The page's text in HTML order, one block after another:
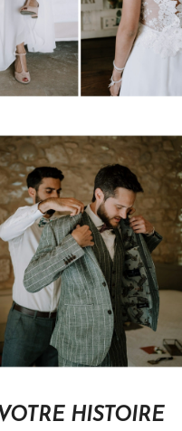
VOTRE HISTOIRE